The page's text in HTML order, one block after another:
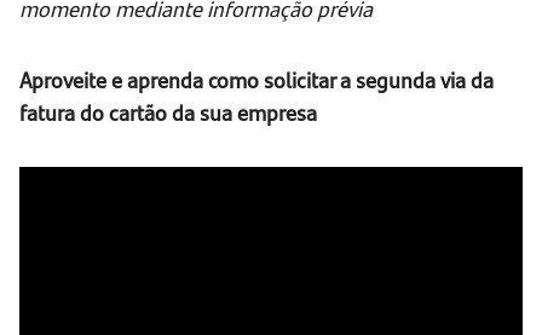
momento mediante informação prévia
Aproveite e aprenda como solicitar a segunda via da
fatura do cartão da sua empresa